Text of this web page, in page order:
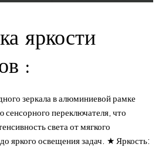
яркости
:
зеркала в алюминиевой рамке
переключателя, что
света от мягкого
яркого освещения задач. ★ Яркость: